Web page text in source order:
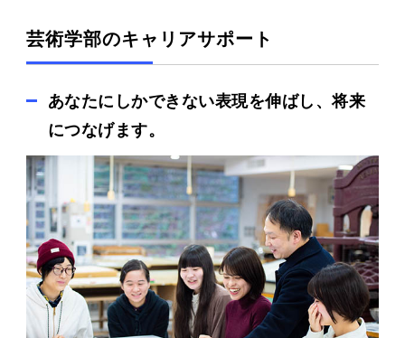
芸術学部のキャリアサポート
あなたにしかできない表現を伸ばし、将来
につなげます。